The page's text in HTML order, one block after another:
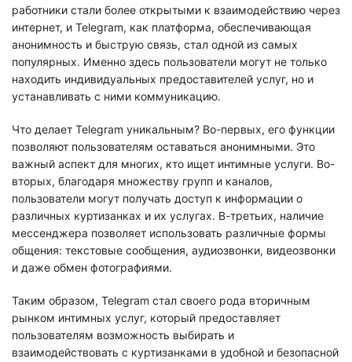
работники стали более открытыми к взаимодействию через
интернет, и Telegram, как платформа, обеспечивающая
анонимность и быструю связь, стал одной из самых
популярных. Именно здесь пользователи могут не только
находить индивидуальных предоставителей услуг, но и
устанавливать с ними коммуникацию.
Что делает Telegram уникальным? Во-первых, его функции
позволяют пользователям оставаться анонимными. Это
важный аспект для многих, кто ищет интимные услуги. Во-
вторых, благодаря множеству групп и каналов,
пользователи могут получать доступ к информации о
различных куртизанках и их услугах. В-третьих, наличие
мессенджера позволяет использовать различные формы
общения: текстовые сообщения, аудиозвонки, видеозвонки
и даже обмен фотографиями.
Таким образом, Telegram стал своего рода вторичным
рынком интимных услуг, который предоставляет
пользователям возможность выбирать и
взаимодействовать с куртизанками в удобной и безопасной